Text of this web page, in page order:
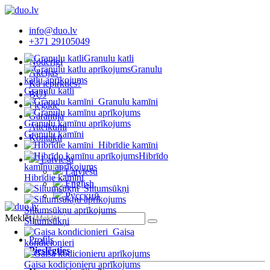
info@duo.lv
+371 29105049
Noderīgi
Akcijas
Kā iepirkties?
BUJ
Piegāde
Garantija
Atteikumi
Kontakti
Latviešu
Latviešu
English
Русский
Granulu katli
Granulu
katlu aprīkojums
Granulu katli
Granulu kamīni
Granulu kamīnu aprīkojums
Granulu kamīni
Hibrīdie kamīni
Hibrīdo
kamīnu aprīkojums
Hibrīdie kamīni
Siltumsūkņi
Siltumsūkņu aprīkojums
Siltumsūkņi
Gaisa
kondicionieri
Gaisa kodicionieru aprīkojums
Meklēt
Profils
Pieslēgties